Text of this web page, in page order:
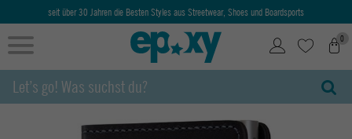
seit über 30 Jahren die Besten Styles aus Streetwear, Shoes und Boardsports
0